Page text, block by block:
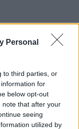
Personal
to third parties, or
for
below opt-out
note that after your
seeing
utilized by